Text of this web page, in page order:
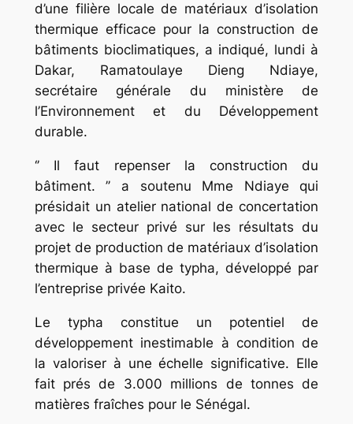
d’une filière locale de matériaux d’isolation
thermique efficace pour la construction de
bâtiments bioclimatiques, a indiqué, lundi à
Dakar, Ramatoulaye Dieng Ndiaye,
secrétaire générale du ministère de
l’Environnement et du Développement
durable.
‘’ Il faut repenser la construction du
bâtiment. ’’ a soutenu Mme Ndiaye qui
présidait un atelier national de concertation
avec le secteur privé sur les résultats du
projet de production de matériaux d’isolation
thermique à base de typha, développé par
l’entreprise privée Kaito.
Le typha constitue un potentiel de
développement inestimable à condition de
la valoriser à une échelle significative. Elle
fait prés de 3.000 millions de tonnes de
matières fraîches pour le Sénégal.